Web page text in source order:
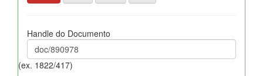
Handle do Documento
(ex. 1822/417)